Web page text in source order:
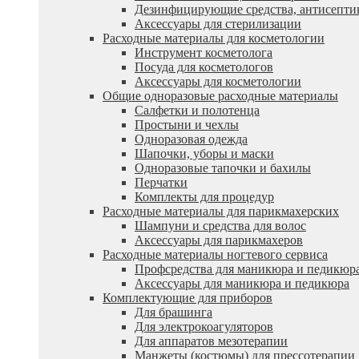
Дезинфицирующие средства,
Аксессуары для стерилизации
Расходные материалы для косметологии
Инструмент косметолога
Посуда для косметологов
Аксессуары для косметологии
Общие одноразовые расходные материалы
Салфетки и полотенца
Простыни и чехлы
Одноразовая одежда
Шапочки, уборы и маски
Одноразовые тапочки и бахилы
Перчатки
Комплекты для процедур
Расходные материалы для парикмахерских
Шампуни и средства для волос
Аксессуары для парикмахеров
Расходные материалы ногтевого сервиса
Профсредства для маникюра и
Аксессуары для маникюра и педикюра
Комплектующие для приборов
Для брашинга
Для электрокоагуляторов
Для аппаратов мезотерапии
Манжеты (костюмы) для прессотерапии